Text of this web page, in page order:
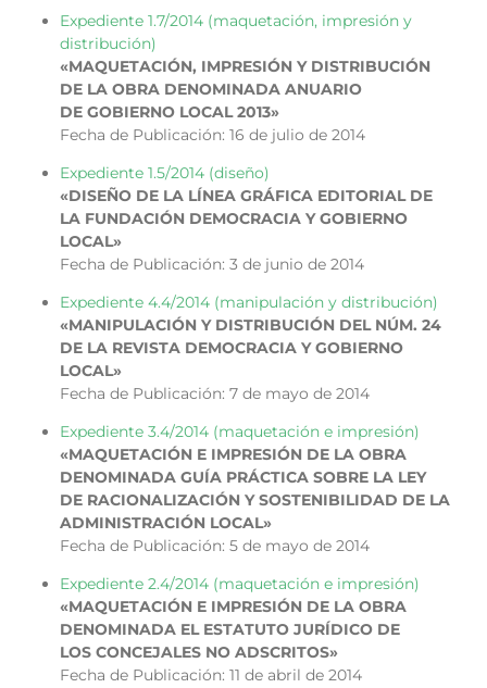
Expediente 1.7/2014 (maquetación, impresión y
distribución)
«MAQUETACIÓN, IMPRESIÓN Y DISTRIBUCIÓN
DE LA OBRA DENOMINADA ANUARIO
DE GOBIERNO LOCAL 2013»
Fecha de Publicación: 16 de julio de 2014
Expediente 1.5/2014 (diseño)
«DISEÑO DE LA LÍNEA GRÁFICA EDITORIAL DE
LA FUNDACIÓN DEMOCRACIA Y GOBIERNO
LOCAL»
Fecha de Publicación: 3 de junio de 2014
Expediente 4.4/2014 (manipulación y distribución)
«MANIPULACIÓN Y DISTRIBUCIÓN DEL NÚM. 24
DE LA REVISTA DEMOCRACIA Y GOBIERNO
LOCAL»
Fecha de Publicación: 7 de mayo de 2014
Expediente 3.4/2014 (maquetación e impresión)
«MAQUETACIÓN E IMPRESIÓN DE LA OBRA
DENOMINADA GUÍA PRÁCTICA SOBRE LA LEY
DE RACIONALIZACIÓN Y SOSTENIBILIDAD DE LA
ADMINISTRACIÓN LOCAL»
Fecha de Publicación: 5 de mayo de 2014
Expediente 2.4/2014 (maquetación e impresión)
«MAQUETACIÓN E IMPRESIÓN DE LA OBRA
DENOMINADA EL ESTATUTO JURÍDICO DE
LOS CONCEJALES NO ADSCRITOS»
Fecha de Publicación: 11 de abril de 2014